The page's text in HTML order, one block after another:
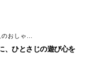
おしゃ...
、ひとさじの遊び心を